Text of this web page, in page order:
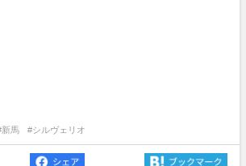
新馬 #シルヴェリオ